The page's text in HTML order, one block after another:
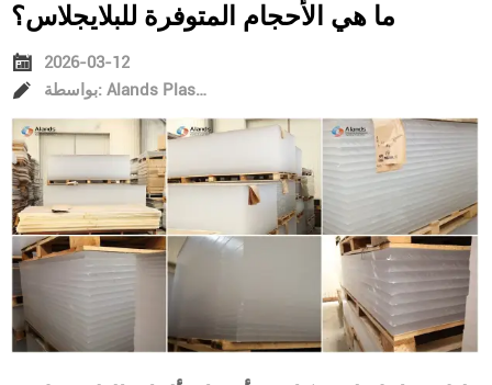
ما هي الأحجام المتوفرة للبلايجلاس؟
 2026-03-12
 بواسطة: Alands Plastic